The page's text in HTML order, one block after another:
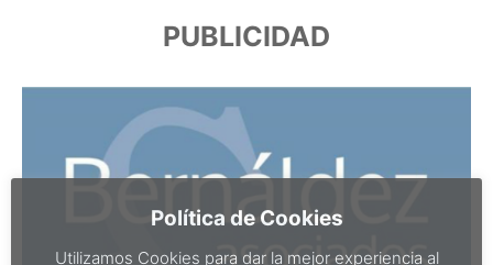
PUBLICIDAD
Política de Cookies
Utilizamos Cookies para dar la mejor experiencia al